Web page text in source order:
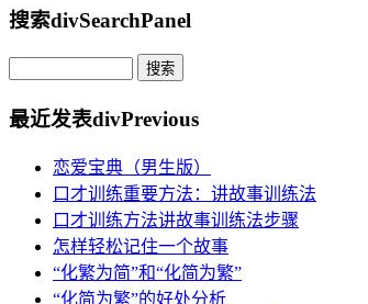
搜索divSearchPanel
最近发表divPrevious
恋爱宝典（男生版）
口才训练重要方法：讲故事训练法
口才训练方法讲故事训练法步骤
怎样轻松记住一个故事
“化繁为简”和“化简为繁”
“化简为繁”的好处分析